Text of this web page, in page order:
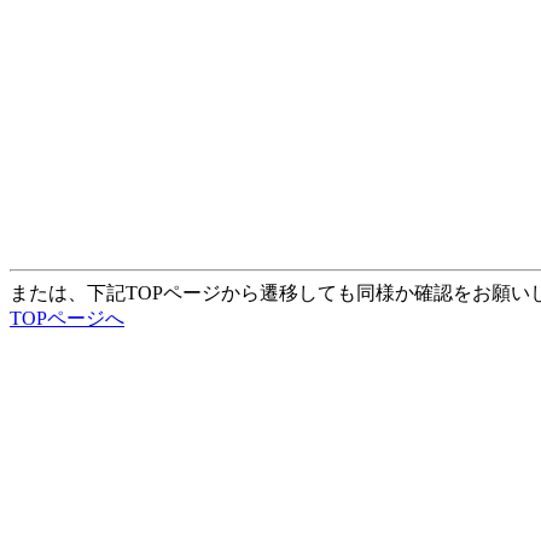
または、下記TOPページから遷移しても同様か確認をお願い
TOPページへ